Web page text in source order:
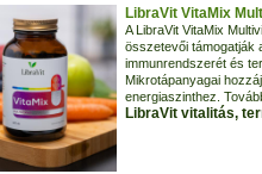
LibraVit VitaMix
A LibraVit VitaMix
összetevői támogatják
immunrendszerét és
Mikrotápanyagai
energiaszinthez.
LibraVit vitalitás,